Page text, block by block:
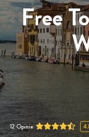
Free
12Opinie